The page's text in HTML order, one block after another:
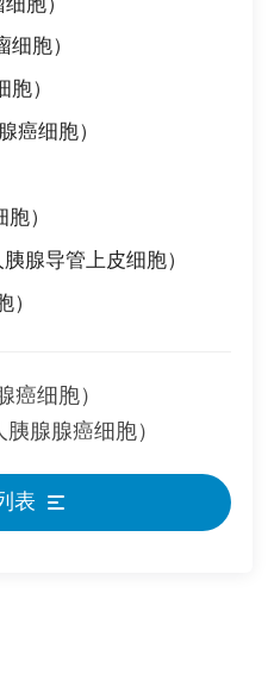
胞）
）
癌细胞）
）
腺导管上皮细胞）
）
癌细胞）
胰腺腺癌细胞）
表